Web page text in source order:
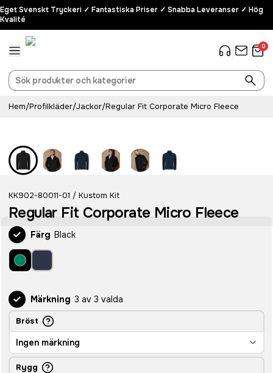
Eget Svenskt Tryckeri ✓ Fantastiska Priser ✓ Snabba Leveranser ✓ Hög
Kvalité
0
Hem/Profilkläder/Jackor/Regular Fit Corporate Micro Fleece
KK902-80011-01 / Kustom Kit
Regular Fit Corporate Micro Fleece
Färg Black
Märkning 3 av 3 valda
Bröst
Ingen märkning
Rygg